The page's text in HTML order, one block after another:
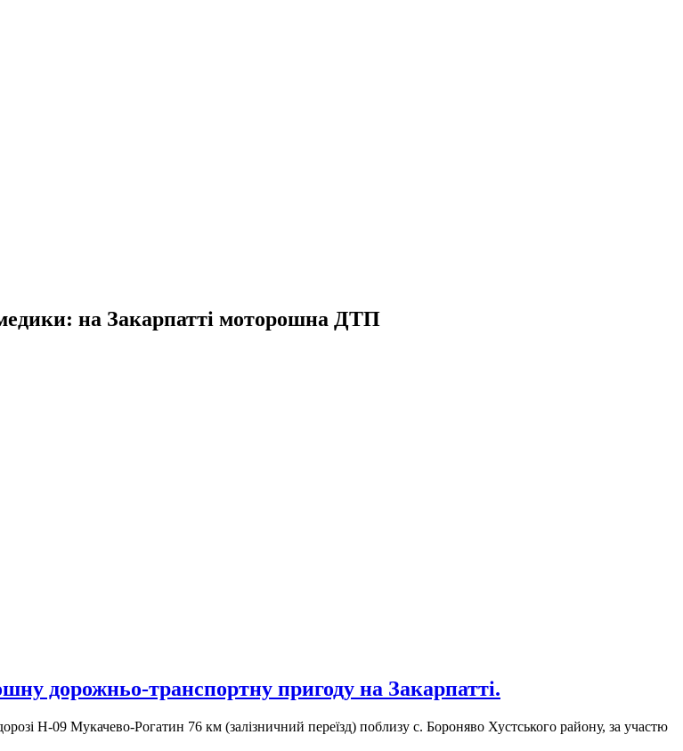
на Закарпатті моторошна ДТП
дорожньо-транспортну пригоду на Закарпатті.
Н-09 Мукачево-Рогатин 76 км (залізничний переїзд) поблизу с. Бороняво Хустського району, за участю